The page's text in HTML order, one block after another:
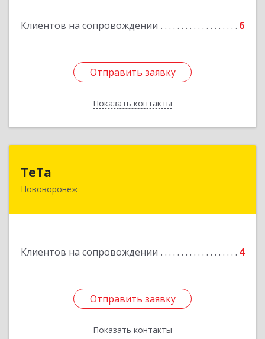
Клиентов на сопровождении 6
Отправить заявку
Показать контакты
Отправить заявку
Назад
ТеТа
Нововоронеж
Клиентов на сопровождении 4
Отправить заявку
Показать контакты
396 073, Нововоронеж г, а/я, дом № 30
Отправить заявку
Назад